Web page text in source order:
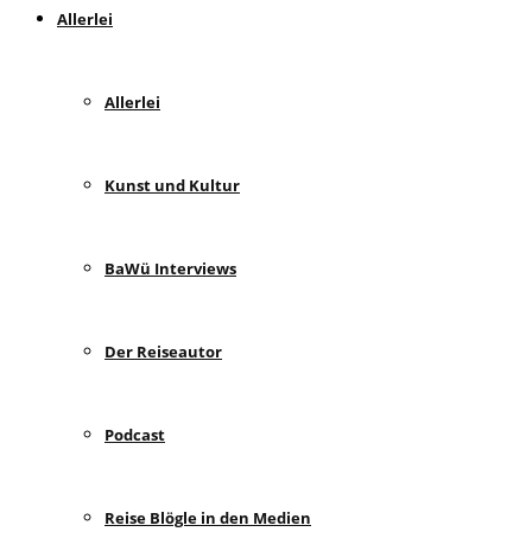
Allerlei
Allerlei
Kunst und Kultur
BaWü Interviews
Der Reiseautor
Podcast
Reise Blögle in den Medien